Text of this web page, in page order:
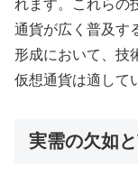
れます。これらの
通貨が広く普及す
形成において、技
仮想通貨は適して
実需の欠如